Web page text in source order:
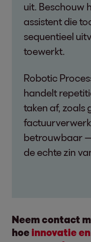
uit. Beschouw
assistent die
sequentieel
toewerkt.
Robotic
handelt
taken af, zoals
betrouwbaar
de echte zin
Neem contact
hoe innovatie